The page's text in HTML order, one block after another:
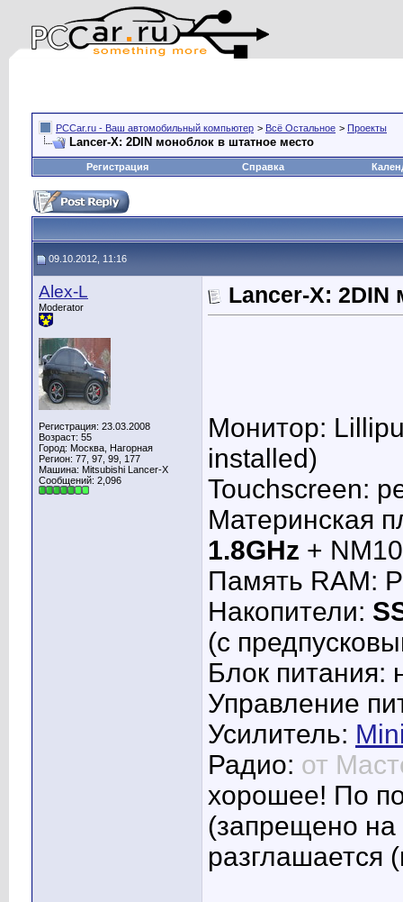
PCCar.ru - Ваш автомобильный компьютер > Всё Остальное > Проекты
Lancer-X: 2DIN моноблок в штатное место
Регистрация Справка
09.10.2012, 11:16
Alex-L
Moderator
Регистрация: 23.03.2008
Возраст: 55
Город: Москва, Нагорная
Регион: 77, 97, 99, 177
Машина: Mitsubishi Lancer-X
Сообщений: 2,096
Lancer-X: 2DIN
Монитор:
installed)
Touchscreen:
Материнская
1.8GHz +
Память RAM:
Накопители:
(с
Блок питания:
Управление
Усилитель:
Радио: от
хорошее! По
(запрещено
разглашается